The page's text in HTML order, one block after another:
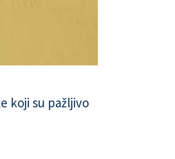
koji su pažljivo